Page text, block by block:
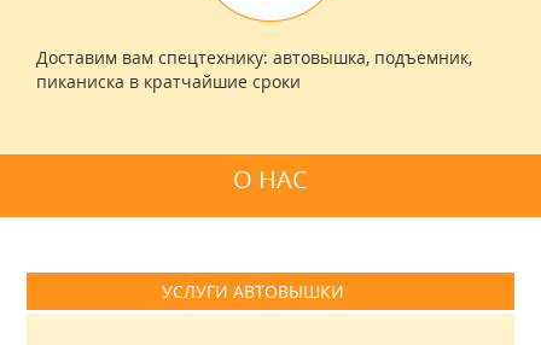
Доставим вам спецтехнику: автовышка, подъемник,
пиканиска в кратчайшие сроки
О НАС
УСЛУГИ АВТОВЫШКИ